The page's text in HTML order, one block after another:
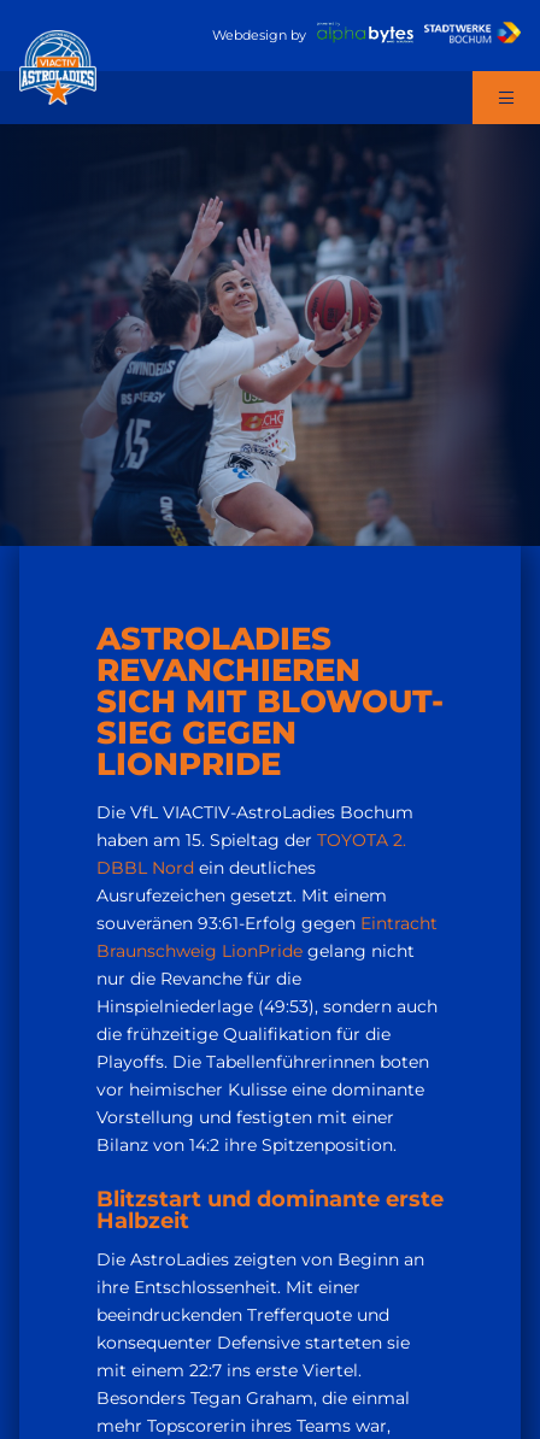
Webdesign by
ASTROLADIES
REVANCHIEREN
SICH MIT BLOWOUT-
SIEG GEGEN
LIONPRIDE
Die VfL VIACTIV-AstroLadies Bochum
haben am 15. Spieltag der TOYOTA 2.
DBBL Nord ein deutliches
Ausrufezeichen gesetzt. Mit einem
souveränen 93:61-Erfolg gegen Eintracht
Braunschweig LionPride gelang nicht
nur die Revanche für die
Hinspielniederlage (49:53), sondern auch
die frühzeitige Qualifikation für die
Playoffs. Die Tabellenführerinnen boten
vor heimischer Kulisse eine dominante
Vorstellung und festigten mit einer
Bilanz von 14:2 ihre Spitzenposition.
Blitzstart und dominante erste
Halbzeit
Die AstroLadies zeigten von Beginn an
ihre Entschlossenheit. Mit einer
beeindruckenden Trefferquote und
konsequenter Defensive starteten sie
mit einem 22:7 ins erste Viertel.
Besonders Tegan Graham, die einmal
mehr Topscorerin ihres Teams war,